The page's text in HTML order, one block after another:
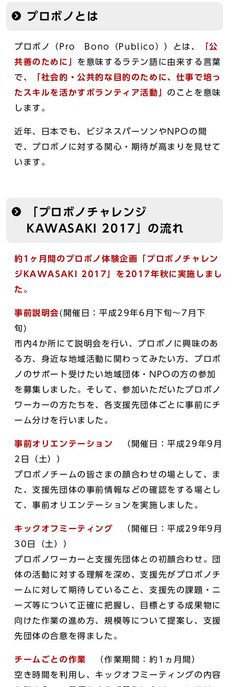
プロボノとは
プロボノ（Pro Bono（Publico））とは、
「公
共善のために」 を意味するラテン語に由来する言葉
で、
「社会的・公共的な目的のために、仕事で培っ
たスキルを活かすボランティア活動」 のことを意味
します。
近年、日本でも、ビジネスパーソンやNPOの間
で、プロボノに対する関心・期待が高まりを見せて
います。
「プロボノチャレンジ
KAWASAKI 2017」の流れ
約1ヶ月間のプロボノ体験企画「プロボノチャレン
ジKAWASAKI 2017
」を2017年秋に実施しまし
た 。
事前説明会(開催日：平成29年6月下旬～7月下
旬)
市内4か所にて説明会を行い、プロボノに興味のあ
る方、身近な地域活動に関わってみたい方、プロボ
ノのサポート受けたい地域団体・NPOの方の参加
を募集しました。そして、参加いただいたプロボノ
ワーカーの方たちを、各支援先団体ごとに事前にチ
ーム分けを行いました。
事前オリエンテーション
（開催日：平成29年9月
2日（土））
プロボノチームの皆さまの顔合わせの場として、ま
た、支援先団体の事前情報などの確認をする場とし
て、事前オリエンテーションを実施しました。
キックオフミーティング
（開催日：平成29年9月
30日（土））
プロボノワーカーと支援先団体との初顔合わせ。団
体の活動に対する理解を深め、支援先がプロボノチ
ームに対して期待していること、支援先の課題・ニ
ーズ等について正確に把握し、目標とする成果物に
向けた作業の進め方、規模等について提案し、支援
先団体の合意を得ました。
チームごとの作業
（作業期間：約1ヵ月間）
空き時間を利用し、キックオフミーティングの内容